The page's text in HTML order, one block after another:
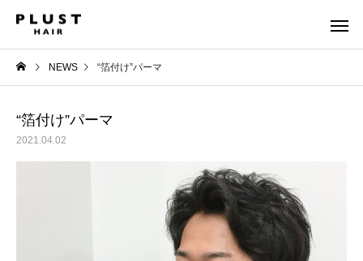
NEWS “箔付け”パーマ
“箔付け”パーマ
2021.04.02